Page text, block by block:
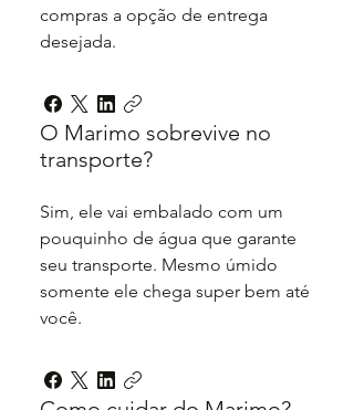
compras a opção de entrega
desejada.
O Marimo sobrevive no
transporte?
Sim, ele vai embalado com um
pouquinho de água que garante
seu transporte. Mesmo úmido
somente ele chega super bem até
você.